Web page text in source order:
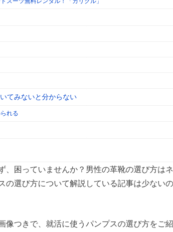
てみないと分からない
れる
、困っていませんか？男性の革靴の選び方は
の選び方について解説している記事は少ない
像つきで、就活に使うパンプスの選び方をご